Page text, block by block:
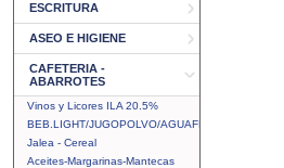
ESCRITURA
ASEO E HIGIENE
CAFETERIA -
ABARROTES
Vinos y Licores ILA 20.5%
BEB.LIGHT/JUGOPOLVO/AGUAFRUTAL
Jalea - Cereal
Aceites-Margarinas-Mantecas